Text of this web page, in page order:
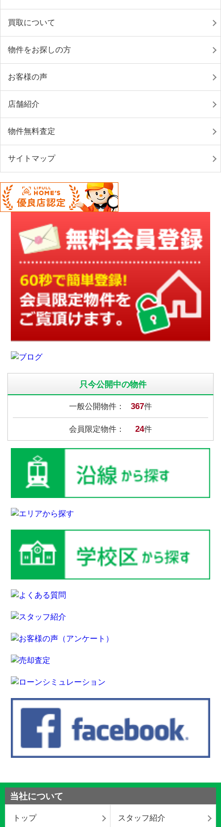
買取について
物件をお探しの方
お客様の声
店舗紹介
物件無料査定
サイトマップ
只今公開中の物件
一般公開物件： 367件
会員限定物件： 24件
当社について
トップ スタッフ紹介